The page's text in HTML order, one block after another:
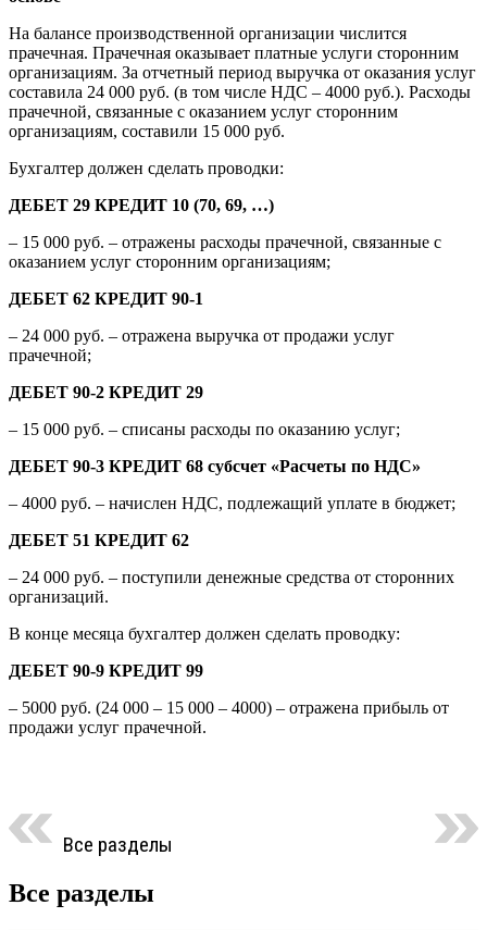
На балансе производственной организации числится
прачечная. Прачечная оказывает платные услуги сторонним
организациям. За отчетный период выручка от оказания услуг
составила 24 000 руб. (в том числе НДС – 4000 руб.). Расходы
прачечной, связанные с оказанием услуг сторонним
организациям, составили 15 000 руб.
Бухгалтер должен сделать проводки:
ДЕБЕТ 29 КРЕДИТ 10 (70, 69, …)
– 15 000 руб. – отражены расходы прачечной, связанные с
оказанием услуг сторонним организациям;
ДЕБЕТ 62 КРЕДИТ 90-1
– 24 000 руб. – отражена выручка от продажи услуг
прачечной;
ДЕБЕТ 90-2 КРЕДИТ 29
– 15 000 руб. – списаны расходы по оказанию услуг;
ДЕБЕТ 90-3 КРЕДИТ 68 субсчет «Расчеты по НДС»
– 4000 руб. – начислен НДС, подлежащий уплате в бюджет;
ДЕБЕТ 51 КРЕДИТ 62
– 24 000 руб. – поступили денежные средства от сторонних
организаций.
В конце месяца бухгалтер должен сделать проводку:
ДЕБЕТ 90-9 КРЕДИТ 99
– 5000 руб. (24 000 – 15 000 – 4000) – отражена прибыль от
продажи услуг прачечной.
Все разделы
Все разделы